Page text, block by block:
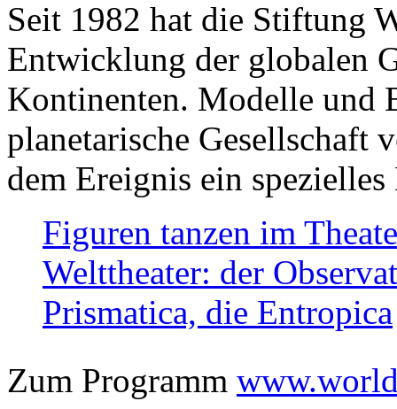
Seit 1982 hat die Stiftung
Entwicklung der globalen
Kontinenten. Modelle und
planetarische Gesellschaft
dem Ereignis ein
Figuren tanzen im
Welttheater: der
Prismatica, die Entropica
Zum Programm